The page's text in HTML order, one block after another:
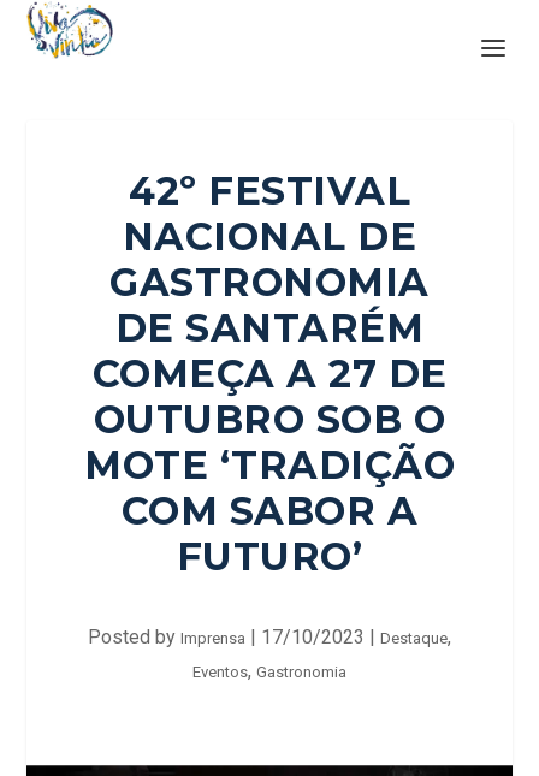
42º FESTIVAL
NACIONAL DE
GASTRONOMIA
DE SANTARÉM
COMEÇA A 27 DE
OUTUBRO SOB O
MOTE ‘TRADIÇÃO
COM SABOR A
FUTURO’
Posted by Imprensa | 17/10/2023 | Destaque,
Eventos, Gastronomia